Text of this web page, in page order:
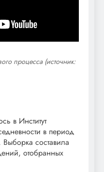
процесса (источник:
в Институт
в период
составила
отобранных